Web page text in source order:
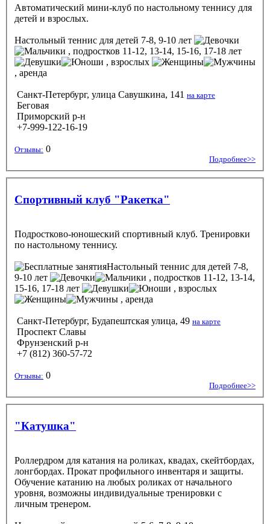
Автоматический мини-клуб по настольному теннису для
детей и взрослых.
Настольный теннис для детей 7-8, 9-10 лет
, подростков 11-12, 13-14, 15-16, 17-18 лет
, взрослых
, аренда
Санкт-Петербург, улица Савушкина, 141 на карте
Беговая
Приморский р-н
+7-999-122-16-19
Отзывы: 0
Подробнее>>
Спортивный клуб "Ракетка"
Подростково-юношеский спортивный клуб. Тренировки
по настольному теннису.
Настольный теннис для детей 7-8,
9-10 лет
, подростков 11-12, 13-14,
15-16, 17-18 лет
, взрослых
, аренда
Санкт-Петербург, Будапештская улица, 49 на карте
Проспект Славы
Фрунзенский р-н
+7 (812) 360-57-72
Отзывы: 0
Подробнее>>
"Катушка"
Роллердром для катания на роликах, квадах, скейтбордах,
лонгбордах. Прокат профильного инвентаря и защиты.
Обучение катанию на любых роликах от начального
уровня, возможны индивидуальные тренировки с
личным тренером.